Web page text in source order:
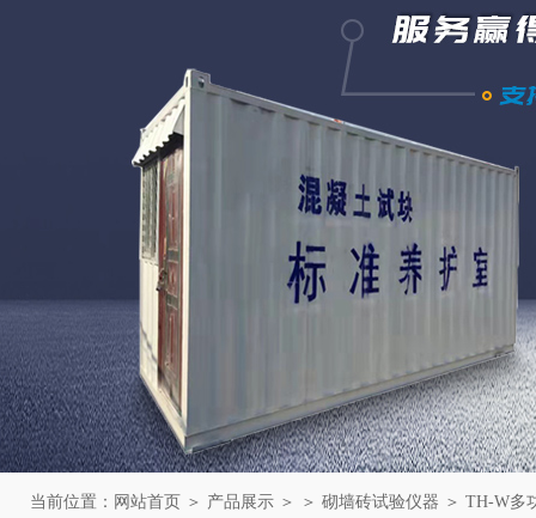
当前位置： 网站首页 ＞ 产品展示 ＞ ＞ 砌墙砖试验仪器 ＞ TH-W多